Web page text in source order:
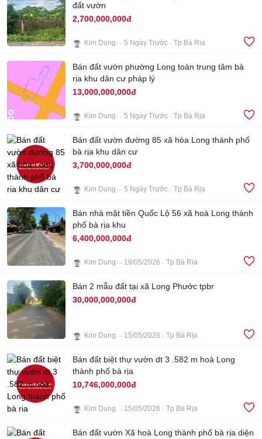
đất vườn
2,700,000,000đ
Kim Dung 5 Ngày Trước Tp Bà Rịa
Bán đất vườn phường Long toàn trung tâm bà
rịa khu dân cư pháp lý
13,000,000,000đ
Kim Dung 5 Ngày Trước Tp Bà Rịa
Bán đất vườn đường 85 xã hòa Long thành phố
bà rịa khu dân cư
3,700,000,000đ
Kim Dung 5 Ngày Trước Tp Bà Rịa
Bán nhà mặt tiền Quốc Lộ 56 xã hoà Long thành
phố bà rịa khu
6,400,000,000đ
Kim Dung 19/05/2026 Tp Bà Rịa
Bán 2 mẫu đất tại xã Long Phước tpbr
30,000,000,000đ
Kim Dung 15/05/2026 Tp Bà Rịa
Bán đất biệt thự vườn dt 3 .582 m hoà Long
thành phố bà rịa
10,746,000,000đ
Kim Dung 15/05/2026 Tp Bà Rịa
Bán đất vườn Xã hoà Long thành phố bà rịa diện